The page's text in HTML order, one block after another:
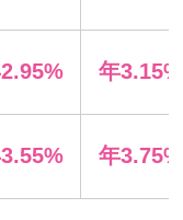
年3.15%
年3.75%